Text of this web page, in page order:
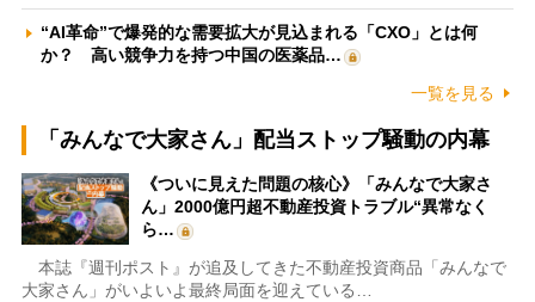
“AI革命”で爆発的な需要拡大が見込まれる「CXO」とは何
か？ 高い競争力を持つ中国の医薬品…
一覧を見る
「みんなで大家さん」配当ストップ騒動の内幕
《ついに見えた問題の核心》「みんなで大家さ
ん」2000億円超不動産投資トラブル“異常なく
ら…
本誌『週刊ポスト』が追及してきた不動産投資商品「みんなで
大家さん」がいよいよ最終局面を迎えている…